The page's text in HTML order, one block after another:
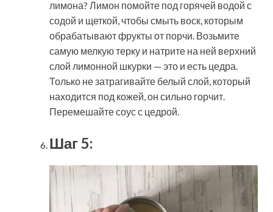
лимона? Лимон помойте под горячей водой с
содой и щеткой, чтобы смыть воск, которым
обрабатывают фрукты от порчи. Возьмите
самую мелкую терку и натрите на ней верхний
слой лимонной шкурки — это и есть цедра.
Только не затрагивайте белый слой, который
находится под кожей, он сильно горчит.
Перемешайте соус с цедрой.
Шаг 5: